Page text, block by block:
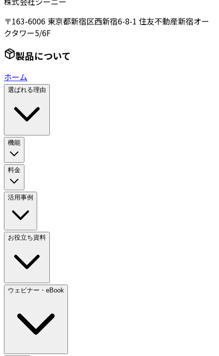
〒163-6006 東京都新宿区西新宿6-8-1 住友不動産新宿オー
クタワー5/6F
製品について
ホーム
選ばれる理由
機能
料金
活用事例
お役立ち資料
ウェビナー・eBook